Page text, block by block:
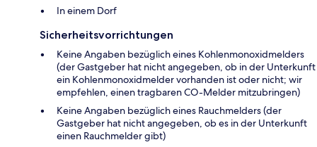
In einem Dorf
Sicherheitsvorrichtungen
Keine Angaben bezüglich eines Kohlenmonoxidmelders
(der Gastgeber hat nicht angegeben, ob in der Unterkunft
ein Kohlenmonoxidmelder vorhanden ist oder nicht; wir
empfehlen, einen tragbaren CO-Melder mitzubringen)
Keine Angaben bezüglich eines Rauchmelders (der
Gastgeber hat nicht angegeben, ob es in der Unterkunft
einen Rauchmelder gibt)